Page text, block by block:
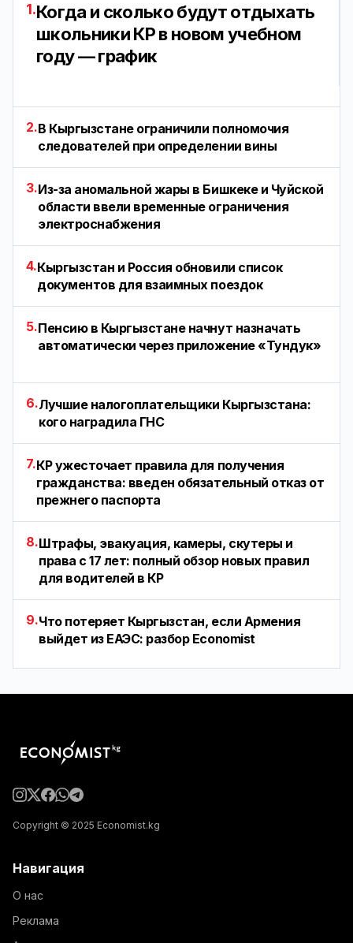
1.Когда и сколько будут отдыхать
школьники КР в новом учебном
году — график
2.В Кыргызстане ограничили полномочия
следователей при определении вины
3.Из-за аномальной жары в Бишкеке и Чуйской
области ввели временные ограничения
электроснабжения
4.Кыргызстан и Россия обновили список
документов для взаимных поездок
5.Пенсию в Кыргызстане начнут назначать
автоматически через приложение «Тундук»
6.Лучшие налогоплательщики Кыргызстана:
кого наградила ГНС
7.КР ужесточает правила для получения
гражданства: введен обязательный отказ от
прежнего паспорта
8.Штрафы, эвакуация, камеры, скутеры и
права с 17 лет: полный обзор новых правил
для водителей в КР
9.Что потеряет Кыргызстан, если Армения
выйдет из ЕАЭС: разбор Economist
Copyright © 2025 Economist.kg
Навигация
О нас
Реклама